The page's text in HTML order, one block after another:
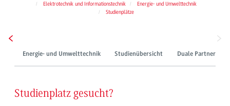
Elektrotechnik und Informationstechnik
Energie- und Umwelttechnik
Studienplätze
Energie- und Umwelttechnik Studienübersicht Duale Partner
Studienplatz gesucht?